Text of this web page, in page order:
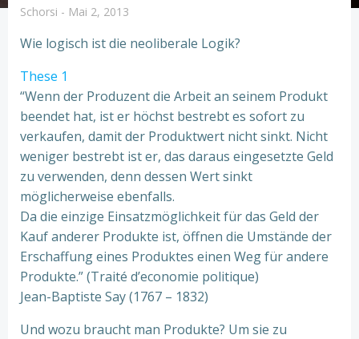
Schorsi - Mai 2, 2013
Wie logisch ist die neoliberale Logik?
These 1
“Wenn der Produzent die Arbeit an seinem Produkt
beendet hat, ist er höchst bestrebt es sofort zu
verkaufen, damit der Produktwert nicht sinkt. Nicht
weniger bestrebt ist er, das daraus eingesetzte Geld
zu verwenden, denn dessen Wert sinkt
möglicherweise ebenfalls.
Da die einzige Einsatzmöglichkeit für das Geld der
Kauf anderer Produkte ist, öffnen die Umstände der
Erschaffung eines Produktes einen Weg für andere
Produkte.” (Traité d’economie politique)
Jean-Baptiste Say (1767 – 1832)
Und wozu braucht man Produkte? Um sie zu